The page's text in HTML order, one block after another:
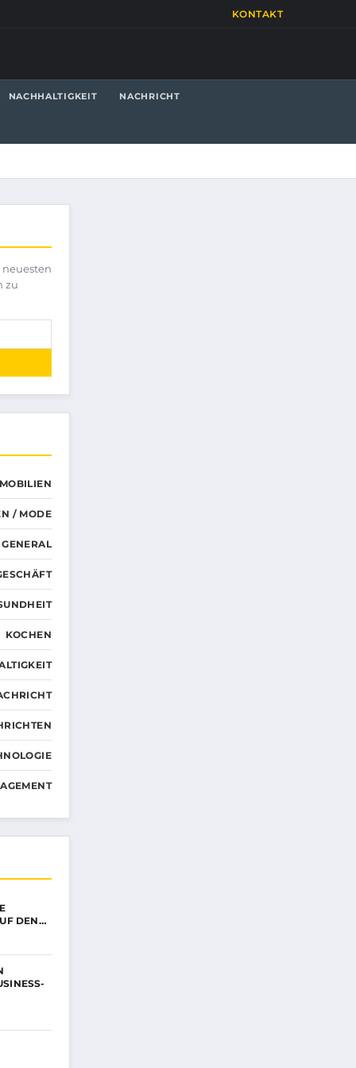
KONTAKT
NACHHALTIGKEIT NACHRICHT
neuesten
zu
/ MODE
GENERAL
KOCHEN
DEN…